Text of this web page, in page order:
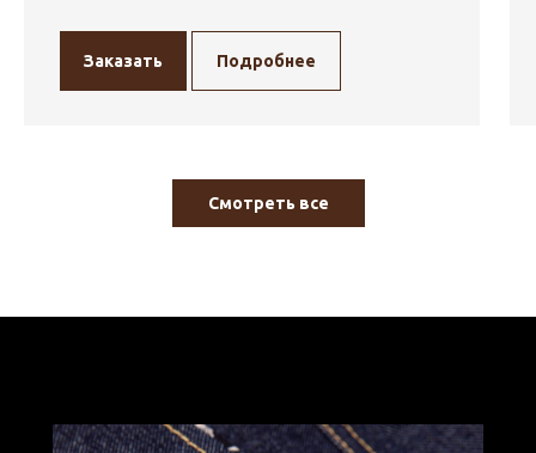
Заказать Подробнее
Смотреть все